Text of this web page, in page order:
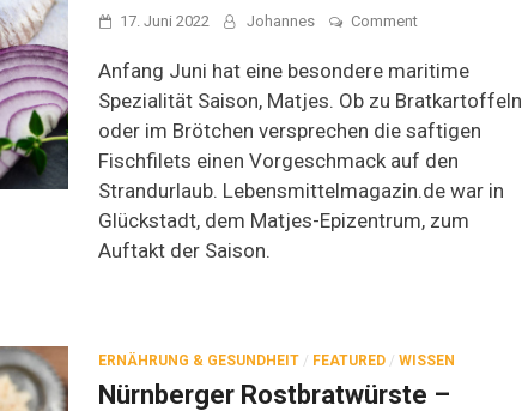
17. Juni 2022 Johannes Commenton
Fest
fetten
Jungfrauen:
Glückstädter
Matjes
Anfang Juni hat eine besondere maritime
Spezialität Saison, Matjes. Ob zu Bratkartoffeln
oder im Brötchen versprechen die saftigen
Fischfilets einen Vorgeschmack auf den
Strandurlaub. Lebensmittelmagazin.de war in
Glückstadt, dem Matjes-Epizentrum, zum
Auftakt der Saison.
ERNÄHRUNG & GESUNDHEIT / FEATURED / WISSEN
Nürnberger Rostbratwürste –